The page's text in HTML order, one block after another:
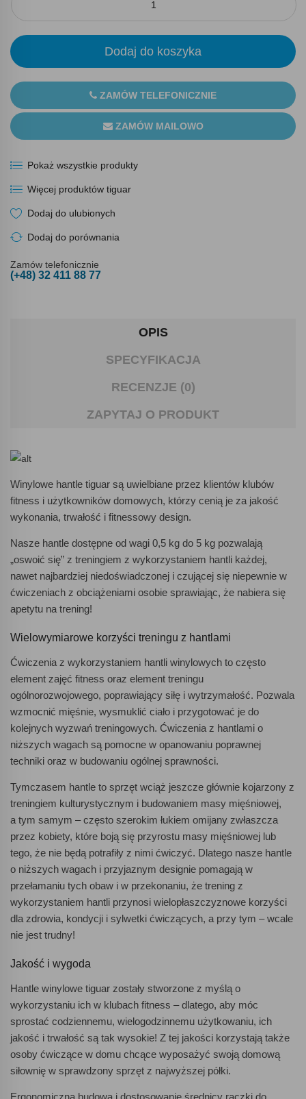
Dodaj do koszyka
ZAMÓW TELEFONICZNIE
ZAMÓW MAILOWO
Pokaż wszystkie produkty
Więcej produktów tiguar
Dodaj do ulubionych
Dodaj do porównania
Zamów telefonicznie
(+48) 32 411 88 77
OPIS
SPECYFIKACJA
RECENZJE (0)
ZAPYTAJ O PRODUKT
Winylowe hantle tiguar są uwielbiane przez klientów klubów
fitness i użytkowników domowych, którzy cenią je za jakość
wykonania, trwałość i fitnessowy design.
Nasze hantle dostępne od wagi 0,5 kg do 5 kg pozwalają
„oswoić się” z treningiem z wykorzystaniem hantli każdej,
nawet najbardziej niedoświadczonej i czującej się niepewnie w
ćwiczeniach z obciążeniami osobie sprawiając, że nabiera się
apetytu na trening!
Wielowymiarowe korzyści treningu z hantlami
Ćwiczenia z wykorzystaniem hantli winylowych to często
element zajęć fitness oraz element treningu
ogólnorozwojowego, poprawiający siłę i wytrzymałość. Pozwala
wzmocnić mięśnie, wysmuklić ciało i przygotować je do
kolejnych wyzwań treningowych. Ćwiczenia z hantlami o
niższych wagach są pomocne w opanowaniu poprawnej
techniki oraz w budowaniu ogólnej sprawności.
Tymczasem hantle to sprzęt wciąż jeszcze głównie kojarzony z
treningiem kulturystycznym i budowaniem masy mięśniowej,
a tym samym – często szerokim łukiem omijany zwłaszcza
przez kobiety, które boją się przyrostu masy mięśniowej lub
tego, że nie będą potrafiły z nimi ćwiczyć. Dlatego nasze hantle
o niższych wagach i przyjaznym designie pomagają w
przełamaniu tych obaw i w przekonaniu, że trening z
wykorzystaniem hantli przynosi wielopłaszczyznowe korzyści
dla zdrowia, kondycji i sylwetki ćwiczących, a przy tym – wcale
nie jest trudny!
Jakość i wygoda
Hantle winylowe tiguar zostały stworzone z myślą o
wykorzystaniu ich w klubach fitness – dlatego, aby móc
sprostać codziennemu, wielogodzinnemu użytkowaniu, ich
jakość i trwałość są tak wysokie! Z tej jakości korzystają także
osoby ćwiczące w domu chcące wyposażyć swoją domową
siłownię w sprawdzony sprzęt z najwyższej półki.
Ergonomiczna budowa i dostosowanie średnicy rączki do